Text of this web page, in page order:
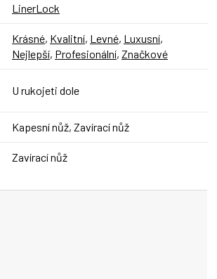
LinerLock
Krásné, Kvalitní, Levné, Luxusní,
Nejlepší, Profesionální, Značkové
U rukojeti dole
Kapesní nůž, Zavírací nůž
Zavírací nůž